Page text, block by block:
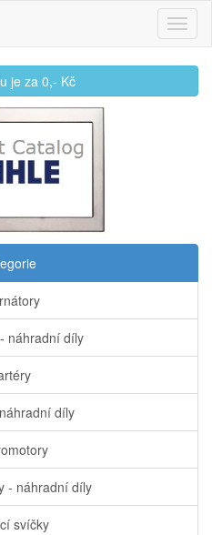
je za0,- Kč
náhradní díly
díly
- náhradní díly
svíčky